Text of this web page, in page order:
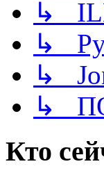
↳
↳
↳
↳
Кто